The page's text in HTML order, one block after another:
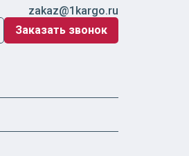
zakaz@1kargo.ru
Заказать звонок